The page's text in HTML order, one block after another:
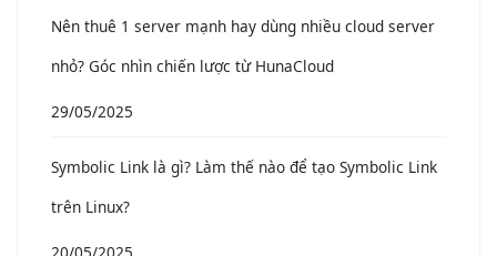
Nên thuê 1 server mạnh hay dùng nhiều cloud server
nhỏ? Góc nhìn chiến lược từ HunaCloud
29/05/2025
Symbolic Link là gì? Làm thế nào để tạo Symbolic Link
trên Linux?